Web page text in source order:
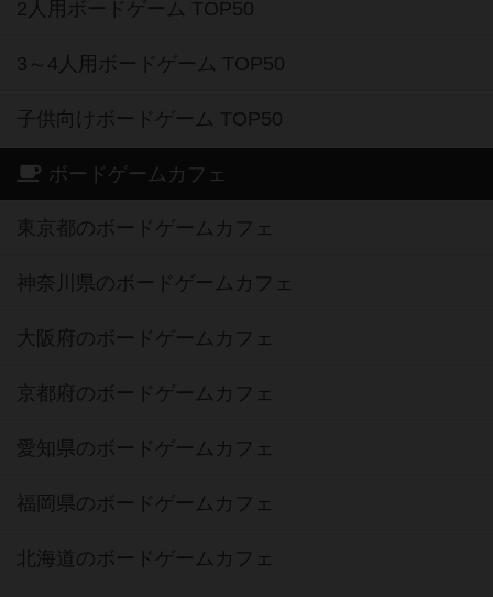
2人用ボードゲーム TOP50
3～4人用ボードゲーム TOP50
子供向けボードゲーム TOP50
ボードゲームカフェ
東京都のボードゲームカフェ
神奈川県のボードゲームカフェ
大阪府のボードゲームカフェ
京都府のボードゲームカフェ
愛知県のボードゲームカフェ
福岡県のボードゲームカフェ
北海道のボードゲームカフェ